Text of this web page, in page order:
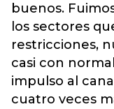
buenos.
los sectores
restricciones,
casi con
impulso al
cuatro veces